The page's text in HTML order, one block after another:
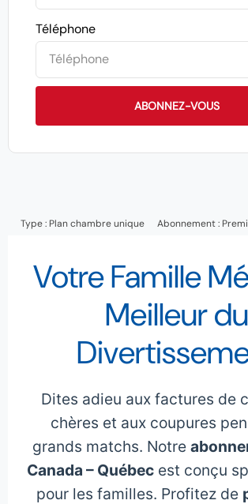
Téléphone
ABONNEZ-VOUS
Type : Plan chambre unique Abonnement :
Votre Famille
Meilleur du
Dites adieu aux factures de
chères et aux coupures
grands matchs. Notre
Canada – Québecest conçu
pour les familles. Profitez de